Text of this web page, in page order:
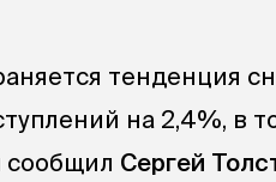
тенденция
на 2,4%, в
сообщил Сергей